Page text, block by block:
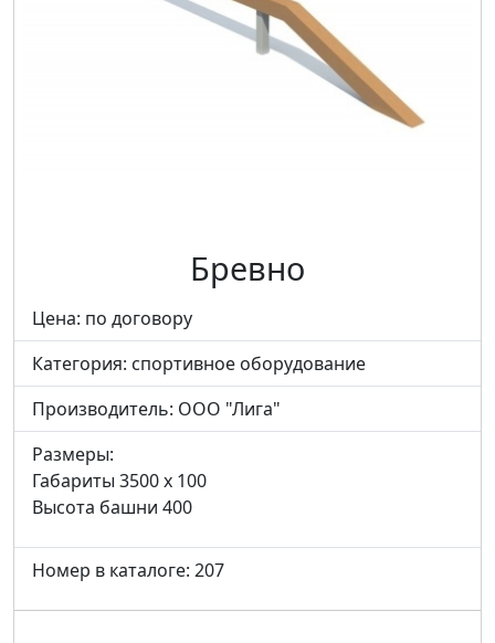
Бревно
Цена: по договору
Категория: спортивное оборудование
Производитель: ООО "Лига"
Размеры:
Габариты 3500 x 100
Высота башни 400
Номер в каталоге: 207